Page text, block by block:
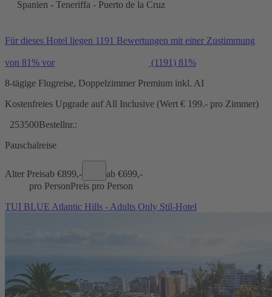
Spanien - Teneriffa - Puerto de la Cruz
Für dieses Hotel liegen 1191 Bewertungen mit einer Zustimmung
von 81% vor (1191) 81%
8-tägige Flugreise, Doppelzimmer Premium inkl. AI
Kostenfreies Upgrade auf All Inclusive (Wert € 199.- pro Zimmer)
253500Bestellnr.:
Pauschalreise
Alter Preisab €899,- ab €699,-
pro PersonPreis pro Person
TUI BLUE Atlantic Hills - Adults Only Stil-Hotel